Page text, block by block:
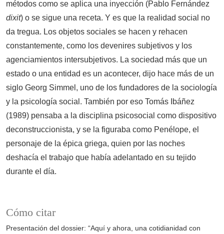
Cómo citar
Presentación del dossier: “Aquí y ahora, una cotidianidad con
métodos como se aplica una inyección (Pablo Fernández
dixit) o se sigue una receta. Y es que la realidad social no
da tregua. Los objetos sociales se hacen y rehacen
constantemente, como los devenires subjetivos y los
agenciamientos intersubjetivos. La sociedad más que un
estado o una entidad es un acontecer, dijo hace más de un
siglo Georg Simmel, uno de los fundadores de la sociología
y la psicología social. También por eso Tomás Ibáñez
(1989) pensaba a la disciplina psicosocial como dispositivo
deconstruccionista, y se la figuraba como Penélope, el
personaje de la épica griega, quien por las noches
deshacía el trabajo que había adelantado en su tejido
durante el día.